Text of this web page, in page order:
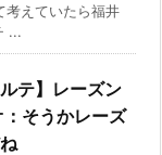
考えていたら福井
...
テ】レーズン
そうかレーズ